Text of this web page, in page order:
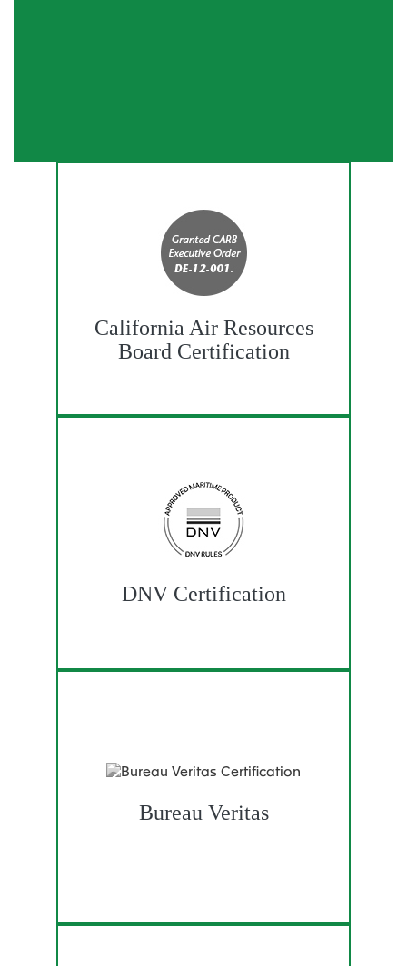
California Air Resources
Board Certification
DNV Certification
Bureau Veritas